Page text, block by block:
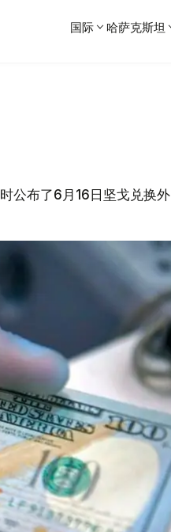
国际 哈萨克斯坦
公布了6月16日坚戈兑换外